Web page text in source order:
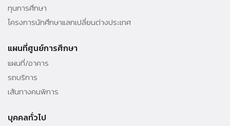
ทุนการศึกษา
โครงการนักศึกษาแลกเปลี่ยนต่างประเทศ
แผนที่ศูนย์การศึกษา
แผนที่/อาคาร
รถบริการ
เส้นทางคนพิการ
บุคคลทั่วไป